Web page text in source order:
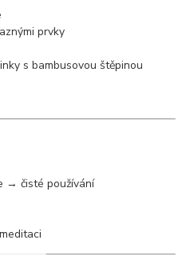
prvky
s bambusovou štěpinou
→ čisté používání